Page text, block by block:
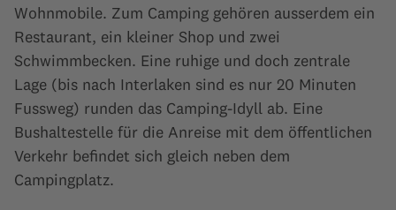
Wohnmobile. Zum Camping gehören ausserdem ein
Restaurant, ein kleiner Shop und zwei
Schwimmbecken. Eine ruhige und doch zentrale
Lage (bis nach Interlaken sind es nur 20 Minuten
Fussweg) runden das Camping-Idyll ab. Eine
Bushaltestelle für die Anreise mit dem öffentlichen
Verkehr befindet sich gleich neben dem
Campingplatz.